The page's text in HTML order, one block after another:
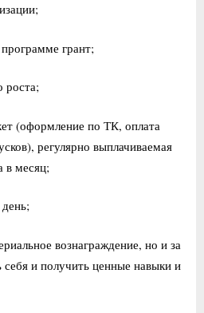
грант;
роста;
(оформление по ТК, оплата
регулярно выплачиваемая
в месяц;
вознаграждение, но и за
себя и получить ценные навыки и